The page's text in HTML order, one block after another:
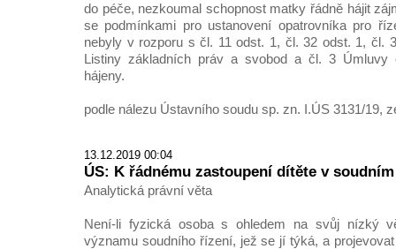
do péče, nezkoumal schopnost matky řádně hájit
se podmínkami pro ustanovení opatrovníka pro
nebyly v rozporu s čl. 11 odst. 1, čl. 32 odst. 1, čl.
Listiny základních práv a svobod a čl. 3 Úmluvy
hájeny.
podle nálezu Ústavního soudu sp. zn. I.ÚS 3131/19,
13.12.2019 00:04
ÚS: K řádnému zastoupení dítěte v
Analytická právní věta
Není-li fyzická osoba s ohledem na svůj nízký
významu soudního řízení, jež se jí týká, a